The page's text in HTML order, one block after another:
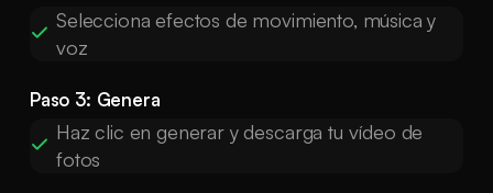
Selecciona efectos de movimiento, música y
voz
Paso 3: Genera
Haz clic en generar y descarga tu vídeo de
fotos